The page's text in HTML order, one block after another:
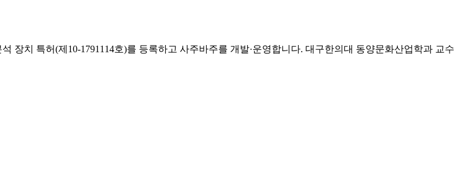
장치 특허(제10-1791114호)를 등록하고 사주바주를 개발·운영합니다. 대구한의대 동양문화산업학과 교수